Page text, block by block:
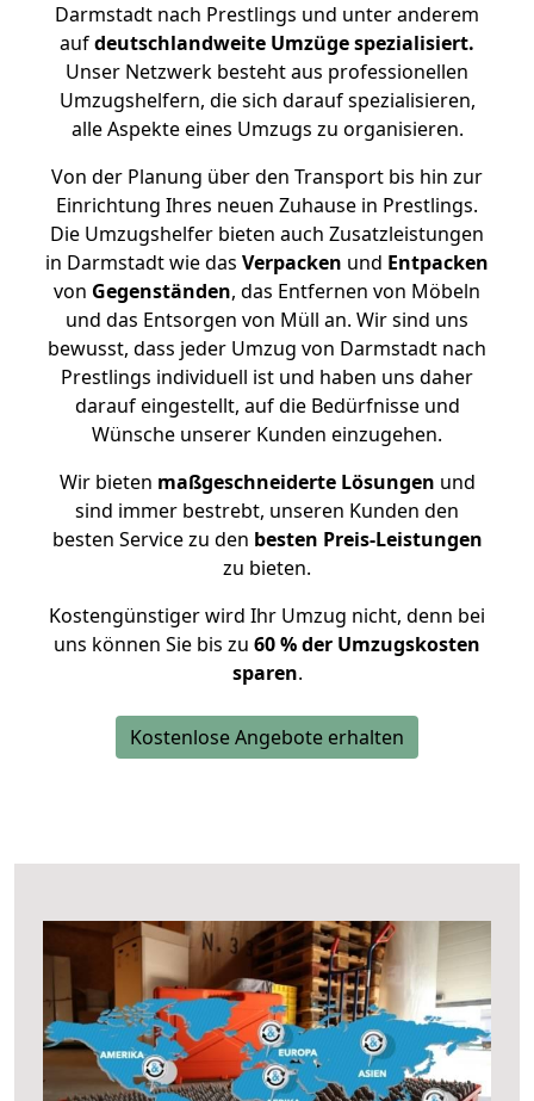
Darmstadt nach Prestlings und unter anderem
aufdeutschlandweite Umzüge spezialisiert.
Unser Netzwerk besteht aus professionellen
Umzugshelfern, die sich darauf spezialisieren,
alle Aspekte eines Umzugs zu organisieren.
Von der Planung über den Transport bis hin zur
Einrichtung Ihres neuen Zuhause in Prestlings.
Die Umzugshelfer bieten auch Zusatzleistungen
in Darmstadt wie das Verpacken und Entpacken
von Gegenständen, das Entfernen von Möbeln
und das Entsorgen von Müll an. Wir sind uns
bewusst, dass jeder Umzug von Darmstadt nach
Prestlings individuell ist und haben uns daher
darauf eingestellt, auf die Bedürfnisse und
Wünsche unserer Kunden einzugehen.
Wir bieten maßgeschneiderte Lösungen und
sind immer bestrebt, unseren Kunden den
besten Service zu den besten Preis-Leistungen
zu bieten.
Kostengünstiger wird Ihr Umzug nicht, denn bei
uns können Sie bis zu 60 % der Umzugskosten
sparen.
Kostenlose Angebote erhalten